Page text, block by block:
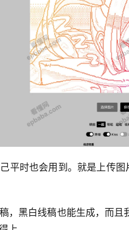
平时也会用到。就是上传
，黑白线稿也能生成，而